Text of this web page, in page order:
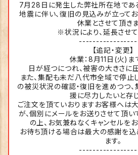
7月28日に発生した弊社所在地であ
地震に伴い、復旧の見込みが立って
休業とさせて頂きま
※状況により、延長させて
【追記・変更】
休業：8月11日(火)ま
日が経つにつれ、被害の大きさに
また、集配も未だ八代市全域で停止
の被災状況の確認・復旧を進めつつ
援に尽力したいと存じ
ご注文を頂ていおりますお客様へは
が、個別にメールをお送りさせて頂い
の上、お気兼ねなくキャンセルを
お待ち頂ける場合は最大の感謝を込
ます。